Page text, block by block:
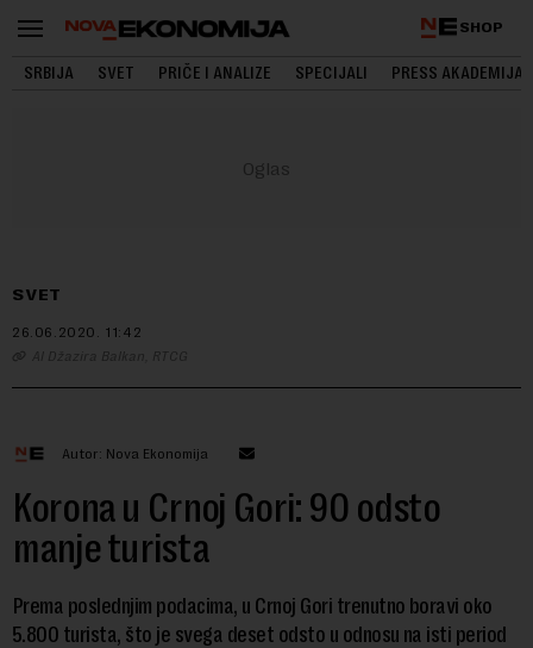
SHOP
SRBIJA SVET PRIČE I ANALIZE SPECIJALI PRESS AKADEMIJA
SVET
26.06.2020. 11:42
Al Džazira Balkan, RTCG
Autor: Nova Ekonomija
Korona u Crnoj Gori: 90 odsto
manje turista
Prema poslednjim podacima, u Crnoj Gori trenutno boravi oko
5.800 turista, što je svega deset odsto u odnosu na isti period